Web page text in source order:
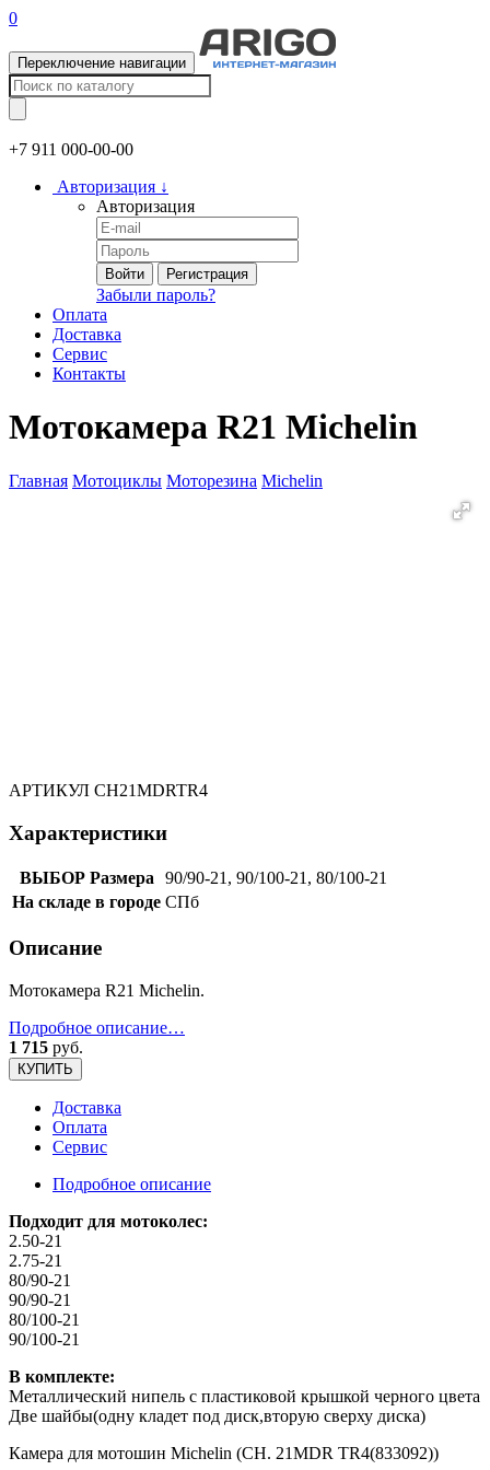
0
Переключение навигации
+7 911 000-00-00
Авторизация ↓
Авторизация
Войти Регистрация
Забыли пароль?
Оплата
Доставка
Сервис
Контакты
Мотокамера R21 Michelin
Главная Мотоциклы Моторезина Michelin
АРТИКУЛ CH21MDRTR4
Характеристики
ВЫБОР Размера
90/90-21, 90/100-21, 80/100-21
На складе в городе СПб
Описание
Мотокамера R21 Michelin.
Подробное описание…
1 715 руб.
КУПИТЬ
Доставка
Оплата
Сервис
Подробное описание
Подходит для мотоколес:
2.50-21
2.75-21
80/90-21
90/90-21
80/100-21
90/100-21
В комплекте:
Металлический нипель с пластиковой крышкой черного цвета
Две шайбы(одну кладет под диск,вторую сверху диска)
Камера для мотошин Michelin (CH. 21MDR TR4(833092))